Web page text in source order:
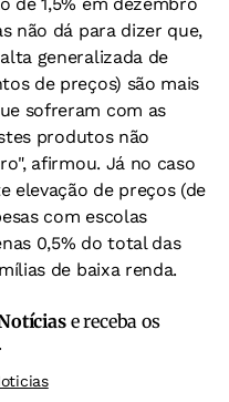
não dá para dizer que,
generalizada de
de preços) são mais
sofreram com as
produtos não
afirmou. Já no caso
elevação de preços (de
com escolas
0,5% do total das
de baixa renda.
e receba os